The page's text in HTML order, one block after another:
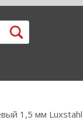
1,5 мм Luxstahl